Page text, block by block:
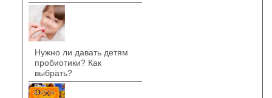
Нужно ли давать детям
пробиотики? Как
выбрать?